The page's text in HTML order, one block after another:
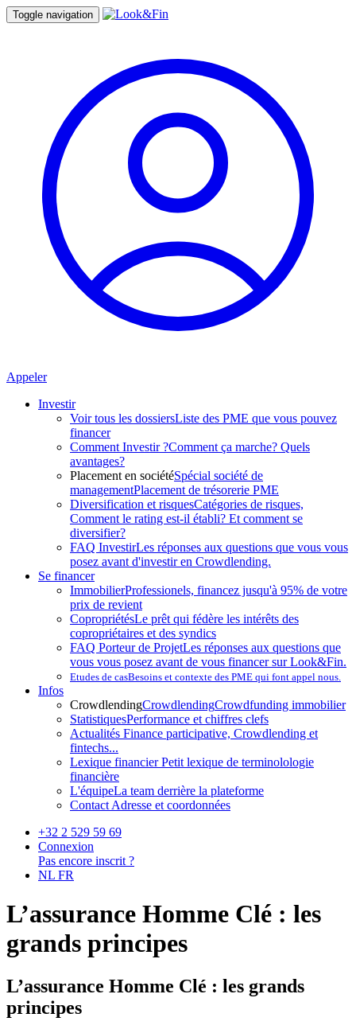
Toggle navigation
Appeler
Investir
Voir tous les dossiersListe des PME que vous pouvez
financer
Comment Investir ?Comment ça marche? Quels
avantages?
Placement en sociétéSpécial société de
managementPlacement de trésorerie PME
Diversification et risquesCatégories de risques,
Comment le rating est-il établi? Et comment se
diversifier?
FAQ InvestirLes réponses aux questions que vous vous
posez avant d'investir en Crowdlending.
Se financer
ImmobilierProfessionels, financez jusqu'à 95% de votre
prix de revient
CopropriétésLe prêt qui fédère les intérêts des
copropriétaires et des syndics
FAQ Porteur de ProjetLes réponses aux questions que
vous vous posez avant de vous financer sur Look&Fin.
Etudes de casBesoins et contexte des PME qui font appel nous.
Infos
CrowdlendingCrowdlendingCrowdfunding immobilier
StatistiquesPerformance et chiffres clefs
Actualités Finance participative, Crowdlending et
fintechs...
Lexique financierPetit lexique de terminolologie
financière
L'équipeLa team derrière la plateforme
Contact Adresse et coordonnées
+32 2 529 59 69
Connexion
Pas encore inscrit ?
NL FR
L’assurance Homme Clé : les
grands principes
L’assurance Homme Clé : les grands
principes